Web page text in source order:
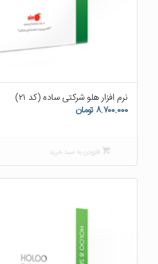
۵.۰۰
نرم افزار هلو شرکتی ساده (کد ۲۱)
۸.۷۰۰.۰۰۰ تومان
افزودن به سبد خرید